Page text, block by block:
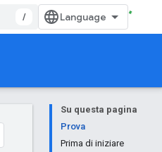
/
Su questa pagina
Prova
Prima di iniziare